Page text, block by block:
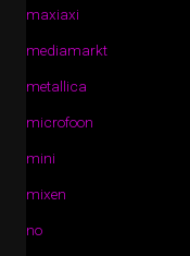
maxiaxi
mediamarkt
metallica
microfoon
mini
mixen
no